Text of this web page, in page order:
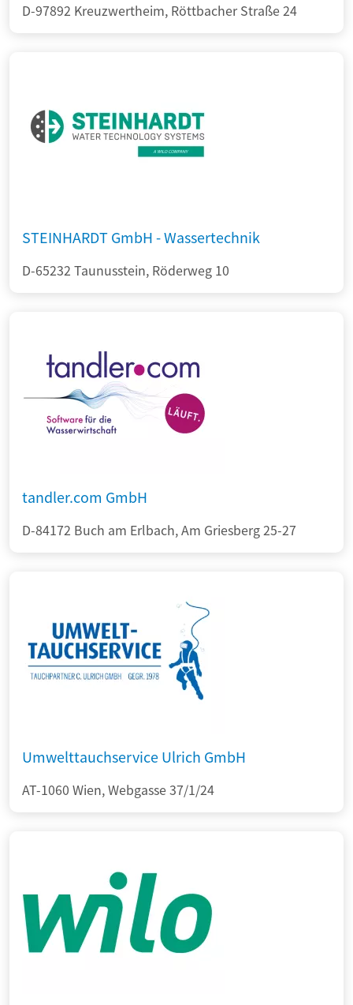
D-97892 Kreuzwertheim, Röttbacher Straße 24
STEINHARDT GmbH - Wassertechnik
D-65232 Taunusstein, Röderweg 10
tandler.com GmbH
D-84172 Buch am Erlbach, Am Griesberg 25-27
Umwelttauchservice Ulrich GmbH
AT-1060 Wien, Webgasse 37/1/24